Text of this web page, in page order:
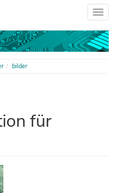
bilder
für